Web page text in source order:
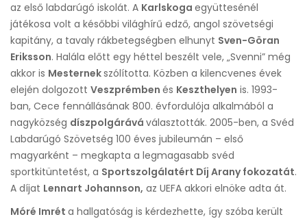
az első labdarúgó iskolát. A Karlskoga együttesénél
játékosa volt a későbbi világhírű edző, angol szövetségi
kapitány, a tavaly rákbetegségben elhunyt Sven-Göran
Eriksson. Halála előtt egy héttel beszélt vele, „Svenni” még
akkor is Mesternekszólította. Közben a kilencvenes évek
elején dolgozott Veszprémben és Keszthelyen is. 1993-
ban, Cece fennállásának 800. évfordulója alkalmából a
nagyközség díszpolgárává választották. 2005-ben, a Svéd
Labdarúgó Szövetség 100 éves jubileumán – első
magyarként – megkapta a legmagasabb svéd
sportkitüntetést, a Sportszolgálatért Díj Arany fokozatát.
A díjat Lennart Johannson, az UEFA akkori elnöke adta át.
Móré Imrét a hallgatóság is kérdezhette, így szóba került